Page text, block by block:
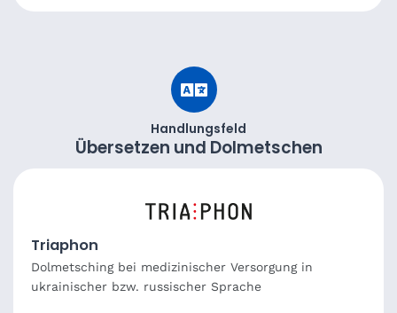
Handlungsfeld
Übersetzen und Dolmetschen
Triaphon
Dolmetsching bei medizinischer Versorgung in
ukrainischer bzw. russischer Sprache